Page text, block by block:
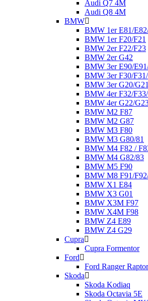
Audi Q7 4M
Audi Q8 4M
BMW
BMW 1er E81/
BMW 1er F20/F21
BMW 2er F22/F23
BMW 2er G42
BMW 3er E90/
BMW 3er F30/
BMW 3er G20/G21
BMW 4er F32/
BMW 4er G22/
BMW M2 F87
BMW M2 G87
BMW M3 F80
BMW M3 G80/81
BMW M4 F82 /
BMW M4 G82/83
BMW M5 F90
BMW M8 F91/
BMW X1 E84
BMW X3 G01
BMW X3M F97
BMW X4M F98
BMW Z4 E89
BMW Z4 G29
Cupra
Cupra Formentor
Ford
Ford Ranger Raptor
Skoda
Skoda Kodiaq
Skoda Octavia 5E